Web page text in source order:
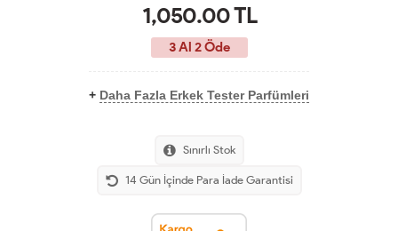
1,050.00TL
3 Al 2 Öde
+ Daha Fazla Erkek Tester Parfümleri
Sınırlı Stok
14 Gün İçinde Para İade Garantisi